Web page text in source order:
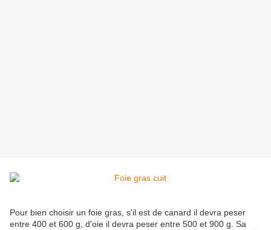
Pour bien choisir un foie gras, s'il est de canard il devra peser
entre 400 et 600 g, d'oie il devra peser entre 500 et 900 g. Sa